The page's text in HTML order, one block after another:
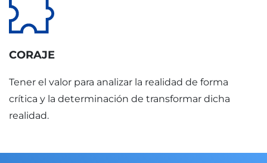
CORAJE
Tener el valor para analizar la realidad de forma
crítica y la determinación de transformar dicha
realidad.